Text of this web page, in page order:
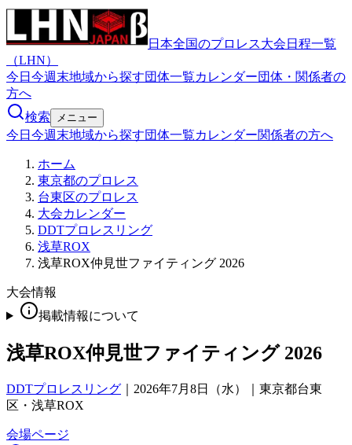
日本全国のプロレス大会日程一覧
（LHN）
今日 今週末地域から探す団体一覧カレンダー団体・関係者の
方へ
検索
メニュー
今日 今週末地域から探す団体一覧カレンダー関係者の方へ
ホーム
東京都のプロレス
台東区のプロレス
大会カレンダー
DDTプロレスリング
浅草ROX
浅草ROX仲見世ファイティング 2026
大会情報
掲載情報について
浅草ROX仲見世ファイティング 2026
DDTプロレスリング
2026年7月8日（水）｜東京都台東
区・浅草ROX
会場ページ